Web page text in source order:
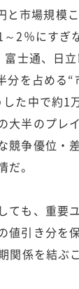
市場規模
2％にすぎ
士通、日立
分を占める“
た中で約1
大半のプレ
競争優位・
。
ても、重要
値引き分を
関係を結ぶ